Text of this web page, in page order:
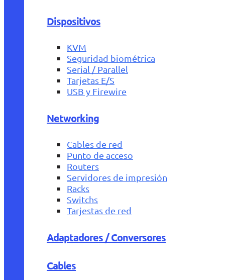
Dispositivos
KVM
Seguridad biométrica
Serial / Parallel
Tarjetas E/S
USB y Firewire
Networking
Cables de red
Punto de acceso
Routers
Servidores de impresión
Racks
Switchs
Tarjestas de red
Adaptadores / Conversores
Cables